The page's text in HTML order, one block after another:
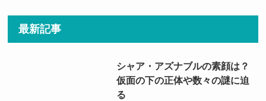
最新記事
シャア・アズナブルの素顔は？
仮面の下の正体や数々の謎に迫
る